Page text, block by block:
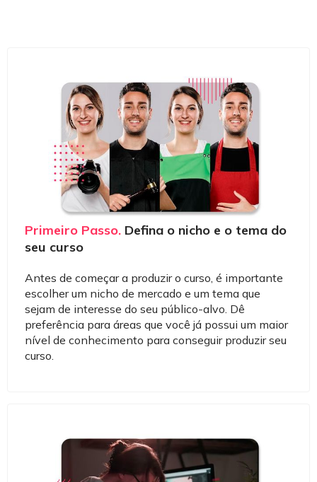
Primeiro Passo. Defina o nicho e o tema do
seu curso
Antes de começar a produzir o curso, é importante
escolher um nicho de mercado e um tema que
sejam de interesse do seu público-alvo. Dê
preferência para áreas que você já possui um maior
nível de conhecimento para conseguir produzir seu
curso.